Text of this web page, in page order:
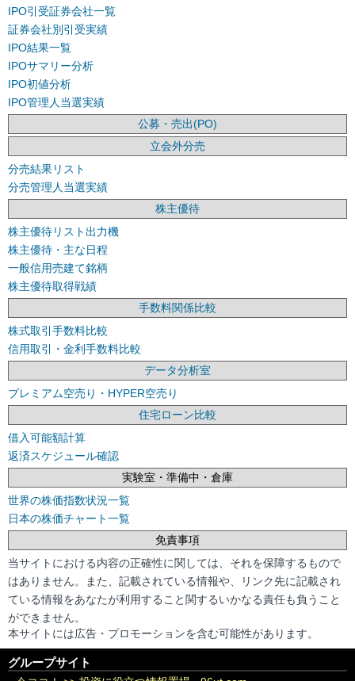
IPO引受証券会社一覧
証券会社別引受実績
IPO結果一覧
IPOサマリー分析
IPO初値分析
IPO管理人当選実績
公募・売出(PO)
立会外分売
分売結果リスト
分売管理人当選実績
株主優待
株主優待リスト出力機
株主優待・主な日程
一般信用売建て銘柄
株主優待取得戦績
手数料関係比較
株式取引手数料比較
信用取引・金利手数料比較
データ分析室
プレミアム空売り・HYPER空売り
住宅ローン比較
借入可能額計算
返済スケジュール確認
実験室・準備中・倉庫
世界の株価指数状況一覧
日本の株価チャート一覧
免責事項
当サイトにおける内容の正確性に関しては、それを保障するもので
はありません。また、記載されている情報や、リンク先に記載され
ている情報をあなたが利用すること関するいかなる責任も負うこと
ができません。
本サイトには広告・プロモーションを含む可能性があります。
グループサイト